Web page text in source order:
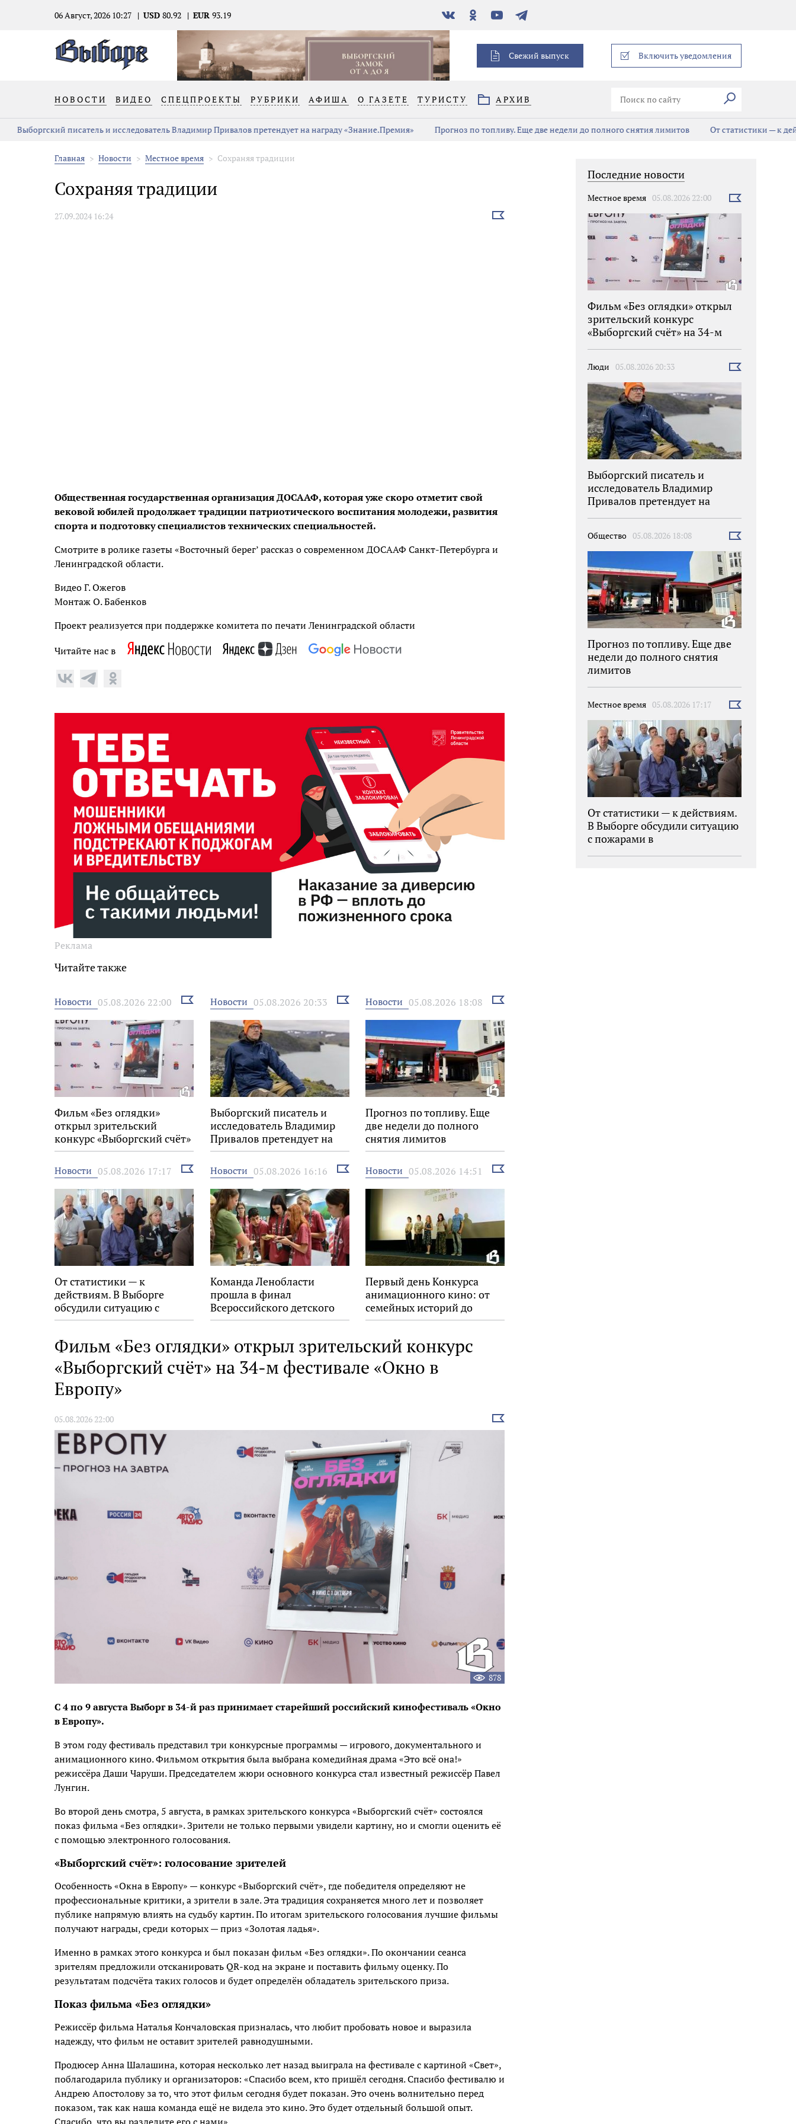
06 Август, 2026 10:27 USD 80.92 EUR 93.19
В
контакте
Одноклассники
YouTubeТелеграм
Свежий выпуск Включить уведомления
НОВОСТИ ВИДЕО СПЕЦПРОЕКТЫ РУБРИКИ АФИША О ГАЗЕТЕ ТУРИСТУ АРХИВ Искать
Выборгский писатель и исследователь Владимир Привалов претендует на награду «Знание.Премия» Прогноз по топливу. Еще две недели до полного снятия лимитов От статистики — к
Главная Новости Местное время Сохраняя традиции
Сохраняя традиции
27.09.2024 16:24
Выбрать
Общественная государственная организация ДОСААФ, которая уже скоро отметит свой
вековой юбилей продолжает традиции патриотического воспитания молодежи, развития
спорта и подготовку специалистов технических специальностей.
Смотрите в ролике газеты «Восточный берег’ рассказ о современном ДОСААФ Санкт-Петербурга и
Ленинградской области.
Видео Г. Ожегов
Монтаж О. Бабенков
Проект реализуется при поддержке комитета по печати Ленинградской области
Читайте нас в
Реклама
Читайте также
Новости 05.08.2026 22:00
Выбрать
новость
Фильм «Без оглядки»
открыл зрительский
конкурс «Выборгский счёт»
на 34-м фестивале «Окно в
Европу»
Новости 05.08.2026 20:33
Выбрать
новость
Выборгский писатель и
исследователь Владимир
Привалов претендует на
награду «Знание.Премия»
Новости 05.08.2026 18:08
Выбрать
Прогноз по топливу. Еще
две недели до полного
снятия лимитов
Новости 05.08.2026 17:17
Выбрать
новость
От статистики — к
действиям. В Выборге
обсудили ситуацию с
пожарами в
Новости 05.08.2026 16:16
Выбрать
новость
Команда Ленобласти
прошла в финал
Всероссийского детского
экологического форума
Новости 05.08.2026 14:51
Выбрать
Первый день Конкурса
анимационного кино: от
семейных историй до
взрослых размышлений
Фильм «Без оглядки» открыл зрительский конкурс
«Выборгский счёт» на 34-м фестивале «Окно в
Европу»
05.08.2026 22:00
Выбрать
новость
878
С 4 по 9 августа Выборг в 34-й раз принимает старейший российский кинофестиваль «Окно
в Европу».
В этом году фестиваль представил три конкурсные программы — игрового, документального и
анимационного кино. Фильмом открытия была выбрана комедийная драма «Это всё она!»
режиссёра Даши Чаруши. Председателем жюри основного конкурса стал известный режиссёр Павел
Лунгин.
Во второй день смотра, 5 августа, в рамках зрительского конкурса «Выборгский счёт» состоялся
показ фильма «Без оглядки». Зрители не только первыми увидели картину, но и смогли оценить её
с помощью электронного голосования.
«Выборгский счёт»: голосование зрителей
Особенность «Окна в Европу» — конкурс «Выборгский счёт», где победителя определяют не
профессиональные критики, а зрители в зале. Эта традиция сохраняется много лет и позволяет
публике напрямую влиять на судьбу картин. По итогам зрительского голосования лучшие фильмы
получают награды, среди которых — приз «Золотая ладья».
Именно в рамках этого конкурса и был показан фильм «Без оглядки». По окончании сеанса
зрителям предложили отсканировать QR-код на экране и поставить фильму оценку. По
результатам подсчёта таких голосов и будет определён обладатель зрительского приза.
Показ фильма «Без оглядки»
Режиссёр фильма Наталья Кончаловская призналась, что любит пробовать новое и выразила
надежду, что фильм не оставит зрителей равнодушными.
Продюсер Анна Шалашина, которая несколько лет назад выиграла на фестивале с картиной «Свет»,
поблагодарила публику и организаторов: «Спасибо всем, кто пришёл сегодня. Спасибо фестивалю и
Андрею Апостолову за то, что этот фильм сегодня будет показан. Это очень волнительно перед
показом, так как наша команда ещё не видела это кино. Это будет отдельный большой опыт.
Последние новости
Местное время 05.08.2026 22:00
Выбрать
Фильм «Без оглядки» открыл
зрительский конкурс
«Выборгский счёт» на 34-м
Люди 05.08.2026 20:33
Выбрать
Выборгский писатель и
исследователь Владимир
Привалов претендует на
Общество 05.08.2026 18:08
Выбрать
Прогноз по топливу. Еще две
недели до полного снятия
лимитов
Местное время 05.08.2026 17:17
Выбрать
От статистики — к действиям.
В Выборге обсудили ситуацию
с пожарами в